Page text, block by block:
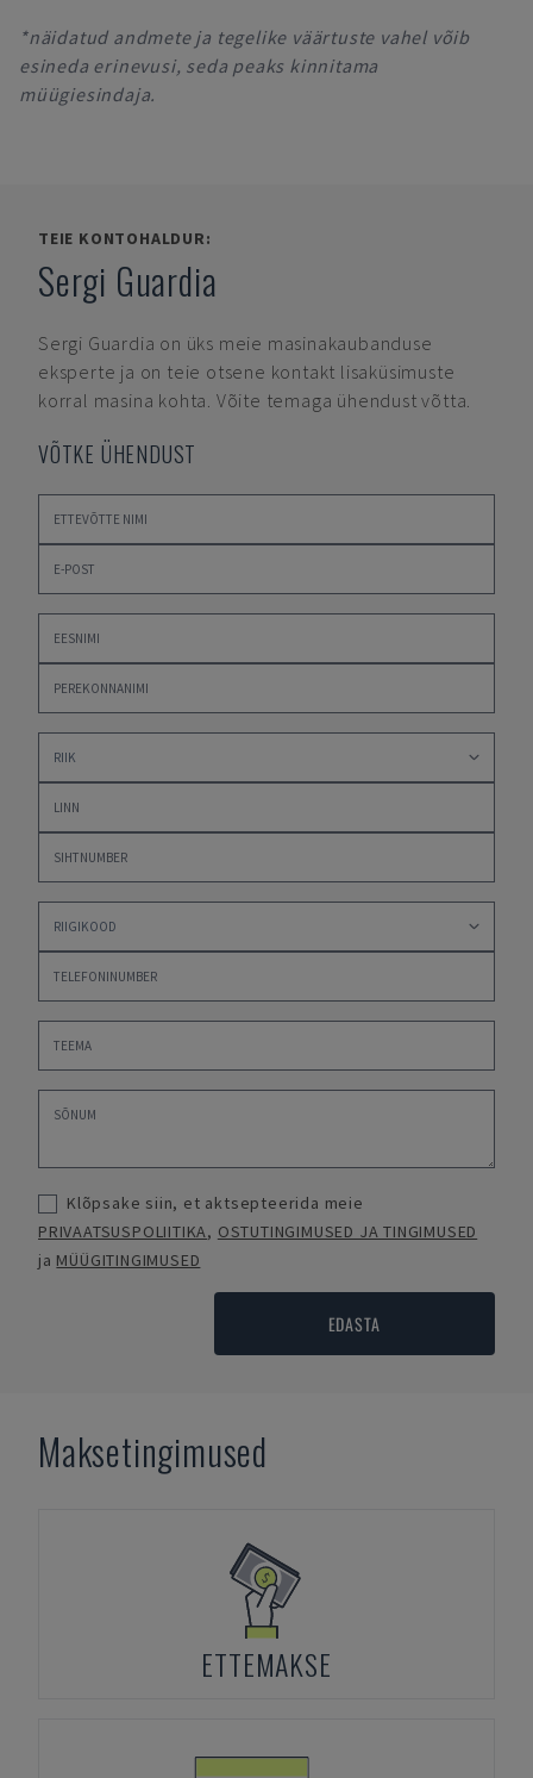
*näidatud andmete ja tegelike väärtuste vahel võib
esineda erinevusi, seda peaks kinnitama
müügiesindaja.
TEIE KONTOHALDUR:
Sergi Guardia
Sergi Guardia on üks meie masinakaubanduse
eksperte ja on teie otsene kontakt lisaküsimuste
korral masina kohta. Võite temaga ühendust võtta.
VÕTKE ÜHENDUST
Klõpsake siin, et aktsepteerida meie
PRIVAATSUSPOLIITIKA, OSTUTINGIMUSED JA TINGIMUSED
ja MÜÜGITINGIMUSED
EDASTA
Maksetingimused
ETTEMAKSE